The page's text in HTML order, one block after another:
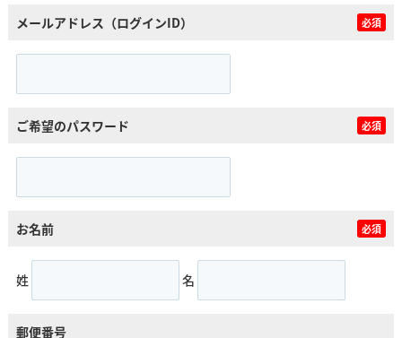
メールアドレス（ログインID） 必須
ご希望のパスワード 必須
お名前 必須
姓 名
郵便番号